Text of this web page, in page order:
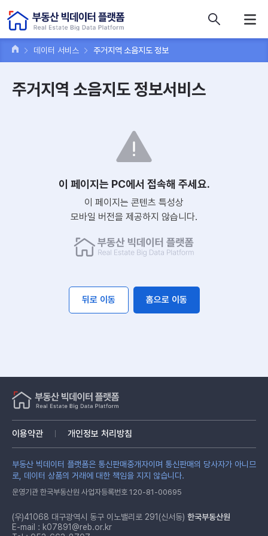
데이터 서비스 주거지역 소음지도 정보
주거지역 소음지도 정보서비스
이 페이지는 PC에서 접속해 주세요.
이 페이지는 콘텐츠 특성상
모바일 버전을 제공하지 않습니다.
뒤로 이동 홈으로 이동
이용약관 개인정보 처리방침
부동산 빅데이터 플랫폼은 통신판매중개자이며 통신판매의 당사자가 아니므
로, 데이터 상품의 거래에 대한 책임을 지지 않습니다.
운영기관 한국부동산원 사업자등록번호 120-81-00695
(우)41068 대구광역시 동구 이노밸리로 291(신서동) 한국부동산원
E-mail : k07891@reb.or.kr